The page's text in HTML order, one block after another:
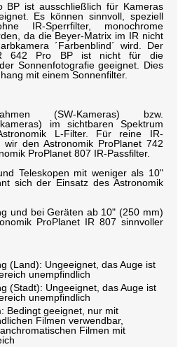
BP ist ausschließlich für Kameras
Es können sinnvoll, speziell
IR-Sperrfilter, monochrome
da die Beyer-Matrix im IR nicht
´Farbenblind´ wird. Der
642 Pro BP ist nicht für die
Sonnenfotografie geeignet. Dies
mit einem Sonnenfilter.
(SW-Kameras) bzw.
im sichtbaren Spektrum
L-Filter. Für reine IR-
wir den Astronomik ProPlanet 742
ProPlanet 807 IR-Passfilter.
Teleskopen mit weniger als 10"
sich der Einsatz des Astronomik
und bei Geräten ab 10" (250 mm)
ProPlanet IR 807 sinnvoller
(Land): Ungeeignet, das Auge ist
unempfindlich
(Stadt): Ungeeignet, das Auge ist
unempfindlich
Bedingt geeignet, nur mit
Filmen verwendbar,
Filmen mit